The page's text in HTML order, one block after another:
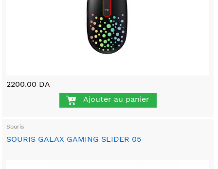
2200.00 DA
Ajouter au panier
Souris
SOURIS GALAX GAMING SLIDER 05